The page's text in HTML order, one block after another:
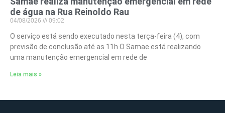
de água na Rua Reinoldo Rau
04/08/2026 09:02
O serviço está sendo executado nesta terça-feira (4), com
previsão de conclusão até as 11h O Samae está realizando
uma manutenção emergencial em rede de
Leia mais »